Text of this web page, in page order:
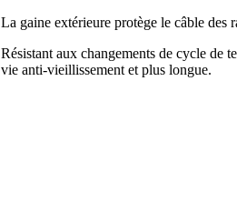
La gaine extérieure protège le câble des
Résistant aux changements de cycle de
vie anti-vieillissement et plus longue.